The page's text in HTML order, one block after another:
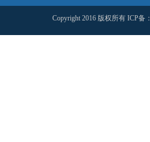
Copyright 2016 版权所有 ICP备：